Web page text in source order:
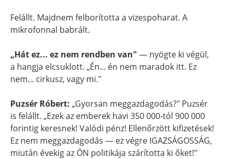
Felállt. Majdnem felborította a vizespoharat. A
mikrofonnal babrált.
„Hát ez... ez nem rendben van" — nyögte ki végül,
a hangja elcsuklott. „Én... én nem maradok itt. Ez
nem... cirkusz, vagy mi."
Puzsér Róbert: „Gyorsan meggazdagodás?" Puzsér
is felállt. „Ezek az emberek havi 350 000-tól 900 000
forintig keresnek! Valódi pénz! Ellenőrzött kifizetések!
Ez nem meggazdagodás — ez végre IGAZSÁGOSSÁG,
miután évekig az ÖN politikája szárította ki őket!"